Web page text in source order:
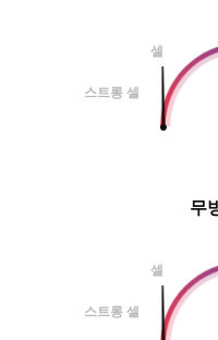
셀
스트롱 셀
무
셀
스트롱 셀